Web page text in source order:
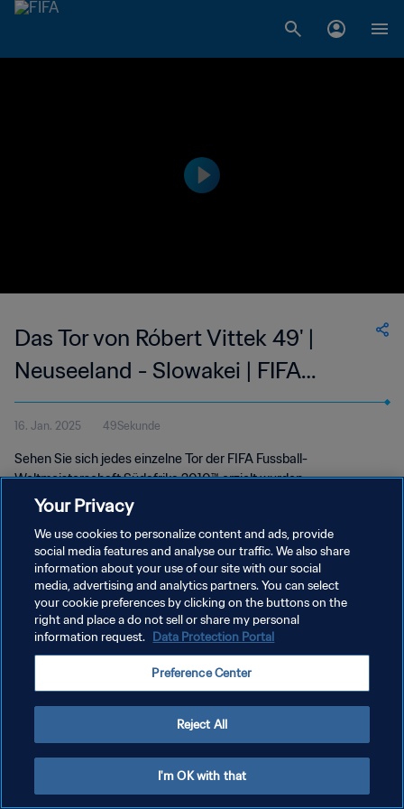
Das Tor von Róbert Vittek 49' |
Neuseeland - Slowakei | FIFA
Fussball-Weltmeisterschaft
Südafrika 2010™
16. Jan. 2025 49Sekunde
Sehen Sie sich jedes einzelne Tor der FIFA Fussball-
Weltmeisterschaft Südafrika 2010™ erzielt wurden.
DATENSCHUTZ
NUTZUNGSBEDINGUNGEN
COOKIE-EINSTELLUNGEN VERWALTEN
Your Privacy
We use cookies to personalize content and ads, provide
social media features and analyse our traffic. We also share
information about your use of our site with our social
media, advertising and analytics partners. You can select
your cookie preferences by clicking on the buttons on the
right and place a do not sell or share my personal
information request. Data Protection Portal
Preference Center
Reject All
I'm OK with that